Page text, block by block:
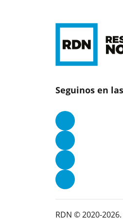
Seguinos en
RDN © 2020-